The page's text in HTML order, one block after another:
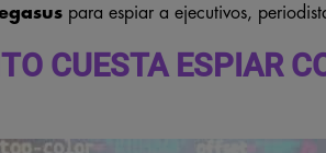
para espiar a ejecutivos,
CUESTA ESPIAR